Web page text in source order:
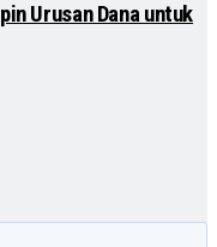
Urusan Dana untuk